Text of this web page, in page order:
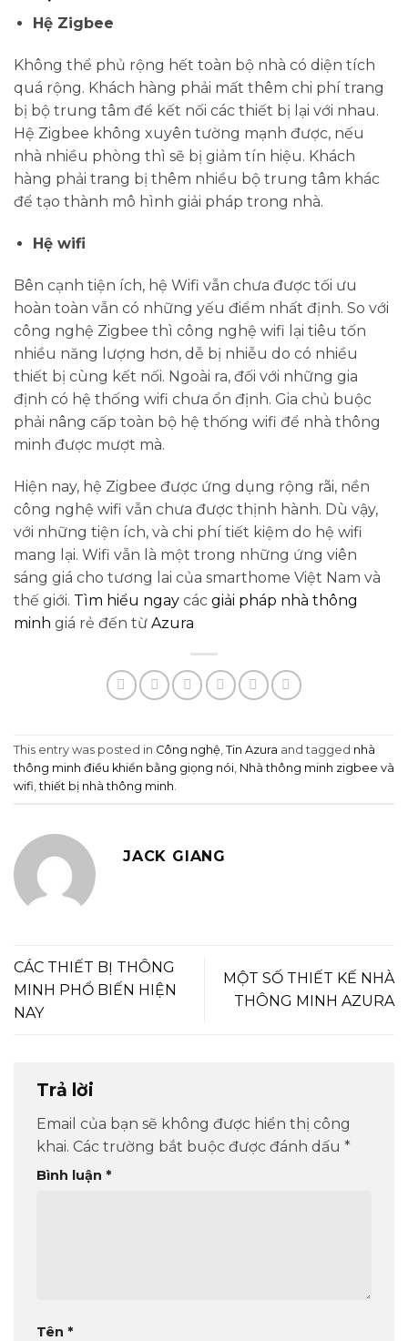
Hệ Zigbee
Không thể phủ rộng hết toàn bộ nhà có diện tích
quá rộng. Khách hàng phải mất thêm chi phí trang
bị bộ trung tâm để kết nối các thiết bị lại với nhau.
Hệ Zigbee không xuyên tường mạnh được, nếu
nhà nhiều phòng thì sẽ bị giảm tín hiệu. Khách
hàng phải trang bị thêm nhiều bộ trung tâm khác
để tạo thành mô hình giải pháp trong nhà.
Hệ wifi
Bên cạnh tiện ích, hệ Wifi vẫn chưa được tối ưu
hoàn toàn vẫn có những yếu điểm nhất định. So với
công nghệ Zigbee thì công nghệ wifi lại tiêu tốn
nhiều năng lượng hơn, dễ bị nhiễu do có nhiều
thiết bị cùng kết nối. Ngoài ra, đối với những gia
định có hệ thống wifi chưa ổn định. Gia chủ buộc
phải nâng cấp toàn bộ hệ thống wifi để nhà thông
minh được mượt mà.
Hiện nay, hệ Zigbee được ứng dụng rộng rãi, nền
công nghệ wifi vẫn chưa được thịnh hành. Dù vậy,
với những tiện ích, và chi phí tiết kiệm do hệ wifi
mang lại. Wifi vẫn là một trong những ứng viên
sáng giá cho tương lai của smarthome Việt Nam và
thế giới. Tìm hiểu ngay các giải pháp nhà thông
minh giá rẻ đến từ Azura
This entry was posted in Công nghệ Tin Azura and tagged nhà
thông minh điều khiển bằng giọng nói Nhà thông minh zigbee và
wifi ,thiết bị nhà thông minh
JACK GIANG
CÁC THIẾT BỊ THÔNG
MINH PHỔ BIẾN HIỆN
NAY
MỘT SỐ THIẾT KẾ NHÀ
THÔNG MINH AZURA
Trả lời
Email của bạn sẽ không được hiển thị công
khai. Các trường bắt buộc được đánh dấu *
Bình luận *
Tên *